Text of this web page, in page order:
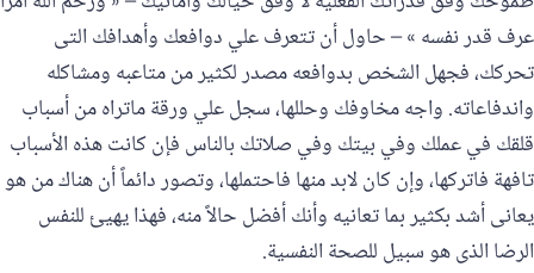
عرف قدر نفسه » – حاول أن تتعرف علي دوافعك وأهدافك التى
تحركك، فجهل الشخص بدوافعه مصدر لكثير من متاعبه ومشاكله
واندفاعاته. واجه مخاوفك وحللها، سجل علي ورقة ماتراه من أسباب
قلقك في عملك وفي بيتك وفي صلاتك بالناس فإن كانت هذه الأسباب
تافهة فاتركها، وإن كان لابد منها فاحتملها، وتصور دائماً أن هناك من هو
يعانى أشد بكثير بما تعانيه وأنك أفضل حالاً منه، فهذا يهيئ للنفس
الرضا الذى هو سبيل للصحة النفسية.